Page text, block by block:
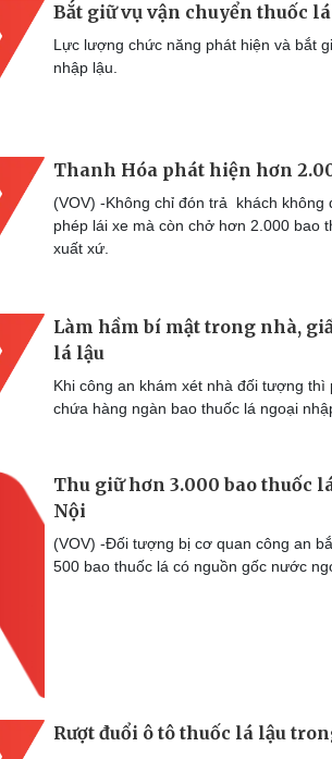
Bắt giữ vụ vận chuyển thuốc
Lực lượng chức năng phát hiện và bắt
nhập lậu.
Thanh Hóa phát hiện hơn
(VOV) -Không chỉ đón trả khách không
phép lái xe mà còn chở hơn 2.000 bao
xuất xứ.
Làm hầm bí mật trong nhà,
lá lậu
Khi công an khám xét nhà đối tượng
chứa hàng ngàn bao thuốc lá ngoại
Thu giữ hơn 3.000 bao thuốc
Nội
(VOV) -Đối tượng bị cơ quan công an
500 bao thuốc lá có nguồn gốc nước
Rượt đuổi ô tô thuốc lá lậu